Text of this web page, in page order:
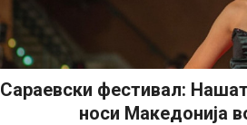
Сараевски фестивал:
носи Македонија